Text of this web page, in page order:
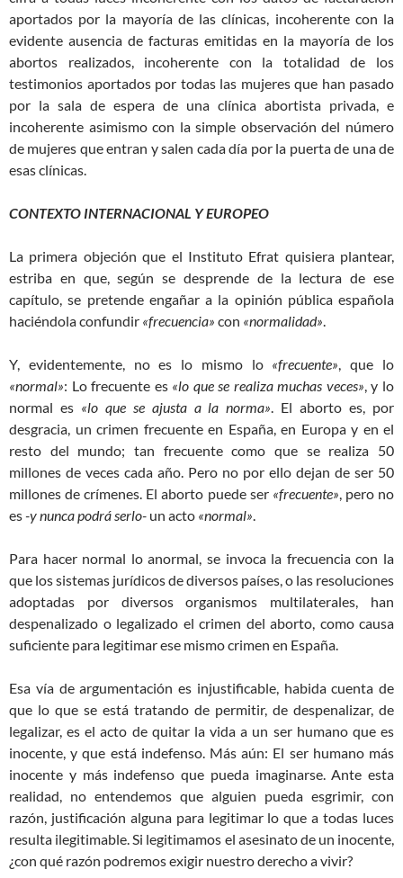
aportados por la mayoría de las clínicas, incoherente con la
evidente ausencia de facturas emitidas en la mayoría de los
abortos realizados, incoherente con la totalidad de los
testimonios aportados por todas las mujeres que han pasado
por la sala de espera de una clínica abortista privada, e
incoherente asimismo con la simple observación del número
de mujeres que entran y salen cada día por la puerta de una de
esas clínicas.
CONTEXTO INTERNACIONAL Y EUROPEO
La primera objeción que el Instituto Efrat quisiera plantear,
estriba en que, según se desprende de la lectura de ese
capítulo, se pretende engañar a la opinión pública española
haciéndola confundir «frecuencia» con «normalidad»
Y, evidentemente, no es lo mismo lo «frecuente» , que lo
«normal»: Lo frecuente es «lo que se realiza muchas veces» , y lo
normal es «lo que se ajusta a la norma» . El aborto es, por
desgracia, un crimen frecuente en España, en Europa y en el
resto del mundo; tan frecuente como que se realiza 50
millones de veces cada año. Pero no por ello dejan de ser 50
millones de crímenes. El aborto puede ser «frecuente» , pero no
es-y nunca podrá serlo- un acto «normal»
Para hacer normal lo anormal, se invoca la frecuencia con la
que los sistemas jurídicos de diversos países, o las resoluciones
adoptadas por diversos organismos multilaterales, han
despenalizado o legalizado el crimen del aborto, como causa
suficiente para legitimar ese mismo crimen en España.
Esa vía de argumentación es injustificable, habida cuenta de
que lo que se está tratando de permitir, de despenalizar, de
legalizar, es el acto de quitar la vida a un ser humano que es
inocente, y que está indefenso. Más aún: El ser humano más
inocente y más indefenso que pueda imaginarse. Ante esta
realidad, no entendemos que alguien pueda esgrimir, con
razón, justificación alguna para legitimar lo que a todas luces
resulta ilegitimable. Si legitimamos el asesinato de un inocente,
¿con qué razón podremos exigir nuestro derecho a vivir?